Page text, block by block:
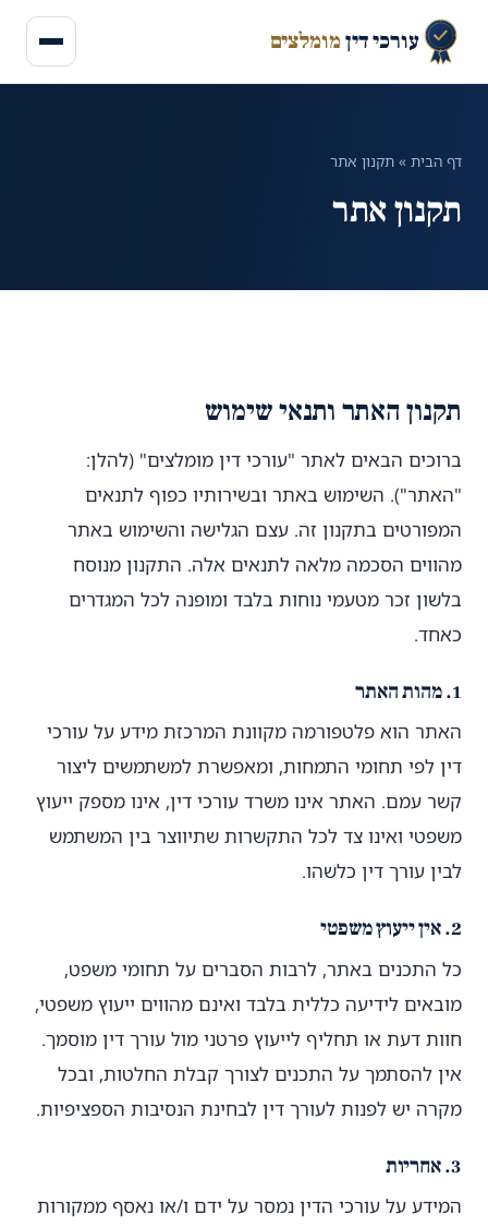
עורכי דיןמומלצים
דף הבית » תקנון אתר
תקנון אתר
תקנון האתר ותנאי שימוש
ברוכים הבאים לאתר "עורכי דין מומלצים" (להלן:
"האתר"). השימוש באתר ובשירותיו כפוף לתנאים
המפורטים בתקנון זה. עצם הגלישה והשימוש באתר
מהווים הסכמה מלאה לתנאים אלה. התקנון מנוסח
בלשון זכר מטעמי נוחות בלבד ומופנה לכל המגדרים
כאחד.
1. מהות האתר
האתר הוא פלטפורמה מקוונת המרכזת מידע על עורכי
דין לפי תחומי התמחות, ומאפשרת למשתמשים ליצור
קשר עמם. האתר אינו משרד עורכי דין, אינו מספק ייעוץ
משפטי ואינו צד לכל התקשרות שתיווצר בין המשתמש
לבין עורך דין כלשהו.
2. אין ייעוץ משפטי
כל התכנים באתר, לרבות הסברים על תחומי משפט,
מובאים לידיעה כללית בלבד ואינם מהווים ייעוץ משפטי,
חוות דעת או תחליף לייעוץ פרטני מול עורך דין מוסמך.
אין להסתמך על התכנים לצורך קבלת החלטות, ובכל
מקרה יש לפנות לעורך דין לבחינת הנסיבות הספציפיות.
3. אחריות
המידע על עורכי הדין נמסר על ידם ו/או נאסף ממקורות